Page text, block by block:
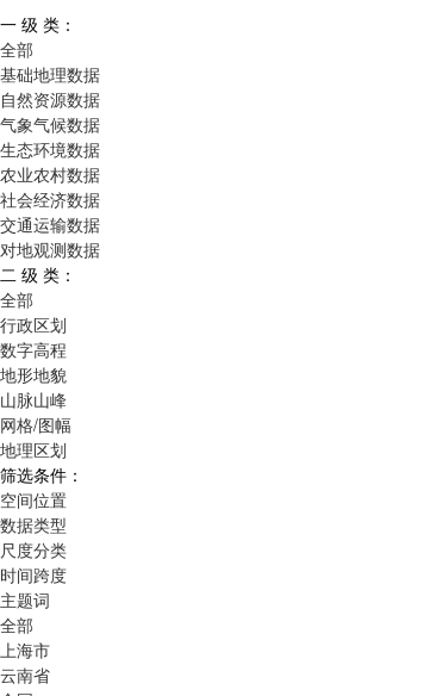
一 级 类：
全部
基础地理数据
自然资源数据
气象气候数据
生态环境数据
农业农村数据
社会经济数据
交通运输数据
对地观测数据
二 级 类：
全部
行政区划
数字高程
地形地貌
山脉山峰
网格/图幅
地理区划
筛选条件：
空间位置
数据类型
尺度分类
时间跨度
主题词
全部
上海市
云南省